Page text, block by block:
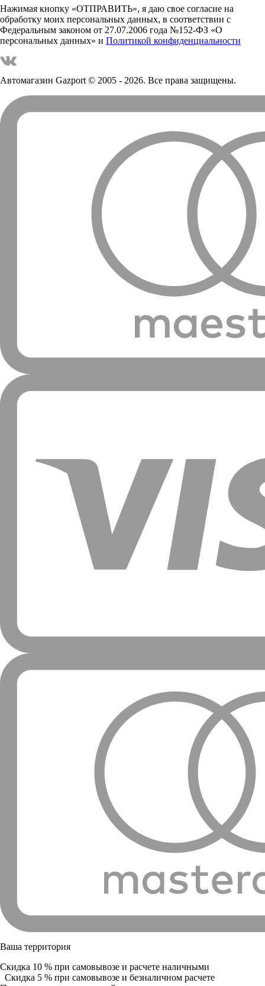
Нажимая кнопку «ОТПРАВИТЬ», я даю свое согласие на
обработку моих персональных данных, в соответствии с
Федеральным законом от 27.07.2006 года №152-ФЗ «О
персональных данных» и Политикой конфиденциальности
Автомагазин Gazport© 2005 - 2026. Все права защищены.
Ваша территория
Скидка 10 % при самовывозе и расчете наличными
Скидка 5 % при самовывозе и безналичном расчете